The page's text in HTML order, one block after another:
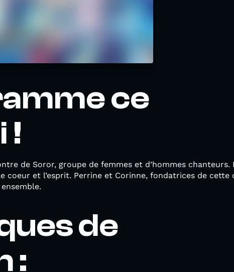
ce
!
de Soror, groupe de femmes et d’hommes chanteurs.
et l’esprit. Perrine et Corinne, fondatrices de cette
de
: